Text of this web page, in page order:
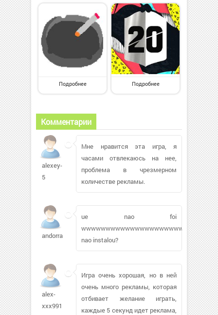
Подробнее Подробнее
Комментарии
alexey-
5
Мне нравится эта игра, я
часами отвлекаюсь на нее,
проблема в чрезмерном
количестве рекламы.
andorra123
ue nao foi
nao instalou?
alex-
xxx991
Игра очень хорошая, но в ней
очень много рекламы, которая
отбивает желание играть,
каждые 5 секунд идет реклама,